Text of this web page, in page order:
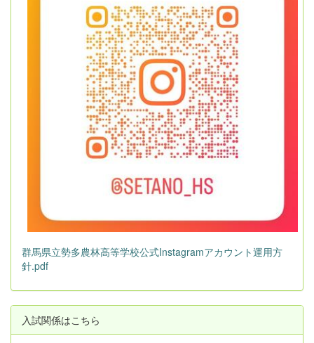
群馬県立勢多農林高等学校公式Instagramアカウント運用方
針.pdf
入試関係はこちら